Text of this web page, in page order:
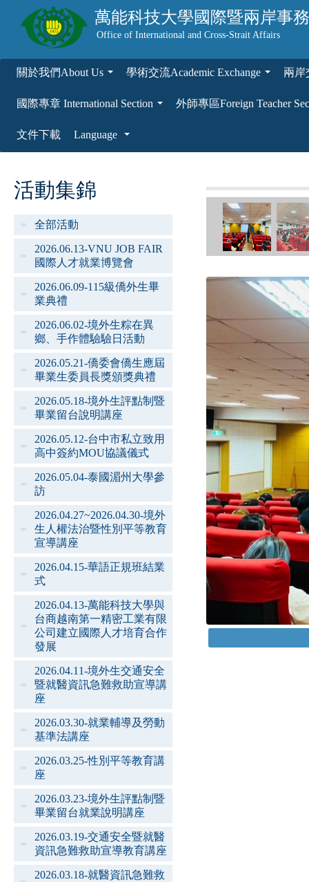
萬能科技大學國際暨兩岸事
Office of International and Cross-Strait Affairs
關於我們About Us 學術交流Academic Exchange 兩岸
國際專章 International Section 外師專區Foreign Teacher
文件下載 Language
活動集錦
全部活動
2026.06.13-VNU JOB FAIR
國際人才就業博覽會
2026.06.09-115級僑外生畢
業典禮
2026.06.02-境外生粽在異
鄉、手作體驗驗日活動
2026.05.21-僑委會僑生應屆
畢業生委員長獎頒獎典禮
2026.05.18-境外生評點制暨
畢業留台說明講座
2026.05.12-台中市私立致用
高中簽約MOU協議儀式
2026.05.04-泰國湄州大學參
訪
2026.04.27~2026.04.30-境外
生人權法治暨性別平等教育
宣導講座
2026.04.15-華語正規班結業
式
2026.04.13-萬能科技大學與
台商越南第一精密工業有限
公司建立國際人才培育合作
發展
2026.04.11-境外生交通安全
暨就醫資訊急難救助宣導講
座
2026.03.30-就業輔導及勞動
基準法講座
2026.03.25-性別平等教育講
座
2026.03.23-境外生評點制暨
畢業留台就業說明講座
2026.03.19-交通安全暨就醫
資訊急難救助宣導教育講座
2026.03.18-就醫資訊急難救